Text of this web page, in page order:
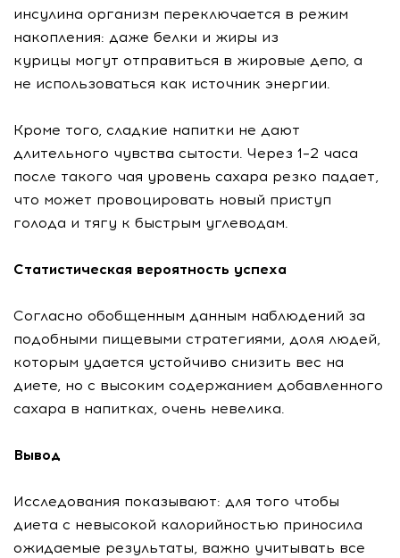
инсулина организм переключается в режим
накопления: даже белки и жиры из
курицы могут отправиться в жировые депо, а
не использоваться как источник энергии.
Кроме того, сладкие напитки не дают
длительного чувства сытости. Через 1–2 часа
после такого чая уровень сахара резко падает,
что может провоцировать новый приступ
голода и тягу к быстрым углеводам.
Статистическая вероятность успеха
Согласно обобщенным данным наблюдений за
подобными пищевыми стратегиями, доля людей,
которым удается устойчиво снизить вес на
диете, но с высоким содержанием добавленного
сахара в напитках, очень невелика.
Вывод
Исследования показывают: для того чтобы
диета с невысокой калорийностью приносила
ожидаемые результаты, важно учитывать все